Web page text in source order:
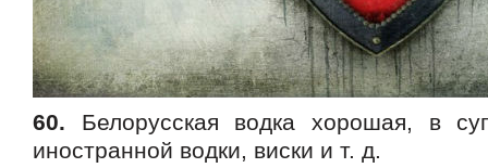
60. Белорусская водка хорошая, в
иностранной водки, виски и т. д.